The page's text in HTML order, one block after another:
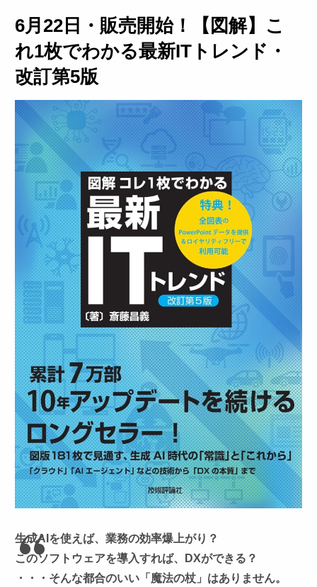
6月22日・販売開始！【図解】こ
れ1枚でわかる最新ITトレンド・
改訂第5版
生成AIを使えば、業務の効率爆上がり？
このソフトウェアを導入すれば、DXができる？
・・・そんな都合のいい「魔法の杖」はありません。